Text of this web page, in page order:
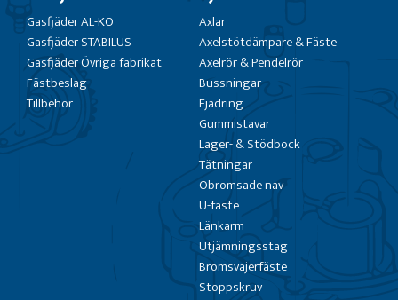
Gasfjäder AL-KO
Gasfjäder STABILUS
Gasfjäder Övriga fabrikat
Fästbeslag
Tillbehör
Axlar
Axelstötdämpare & Fäste
Axelrör & Pendelrör
Bussningar
Fjädring
Gummistavar
Lager- & Stödbock
Tätningar
Obromsade nav
U-fäste
Länkarm
Utjämningsstag
Bromsvajerfäste
Stoppskruv